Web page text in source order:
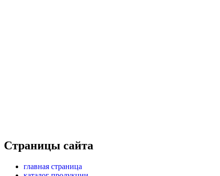
Страницы сайта
главная страница